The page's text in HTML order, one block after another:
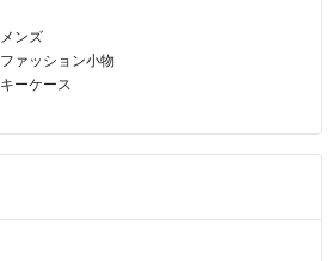
ンズ
ァッション小物
ーケース